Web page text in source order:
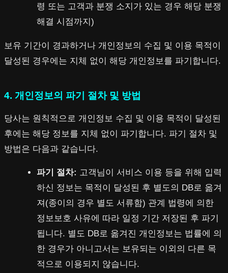
령 또는 고객과 분쟁 소지가 있는 경우 해당 분쟁
해결 시점까지)
보유 기간이 경과하거나 개인정보의 수집 및 이용 목적이
달성된 경우에는 지체 없이 해당 개인정보를 파기합니다.
4. 개인정보의 파기 절차 및 방법
당사는 원칙적으로 개인정보 수집 및 이용 목적이 달성된
후에는 해당 정보를 지체 없이 파기합니다. 파기 절차 및
방법은 다음과 같습니다.
파기 절차: 고객님이 서비스 이용 등을 위해 입력
하신 정보는 목적이 달성된 후 별도의 DB로 옮겨
져(종이의 경우 별도 서류함) 관계 법령에 의한
정보보호 사유에 따라 일정 기간 저장된 후 파기
됩니다. 별도 DB로 옮겨진 개인정보는 법률에 의
한 경우가 아니고서는 보유되는 이외의 다른 목
적으로 이용되지 않습니다.